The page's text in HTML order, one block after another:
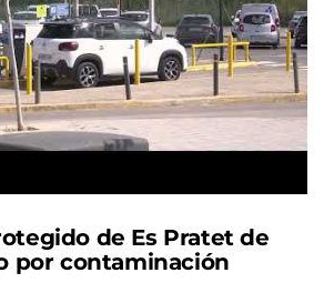
de Es Pratet de
por contaminación